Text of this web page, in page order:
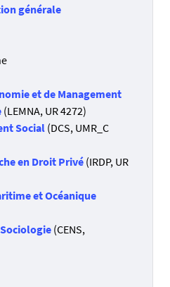
générale
et de Management
(LEMNA, UR 4272)
Social (DCS, UMR_C
en Droit Privé (IRDP, UR
et Océanique
(CENS,